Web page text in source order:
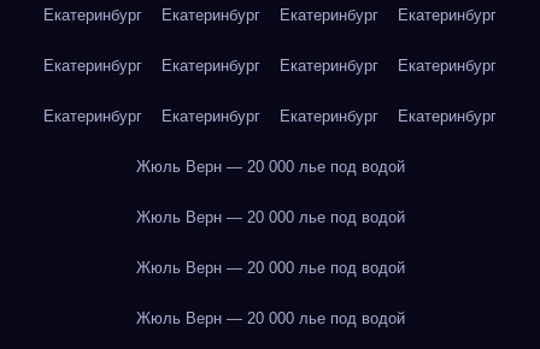
Екатеринбург Екатеринбург Екатеринбург Екатеринбург
Екатеринбург Екатеринбург Екатеринбург Екатеринбург
Екатеринбург Екатеринбург Екатеринбург Екатеринбург
Жюль Верн — 20 000 лье под водой
Жюль Верн — 20 000 лье под водой
Жюль Верн — 20 000 лье под водой
Жюль Верн — 20 000 лье под водой